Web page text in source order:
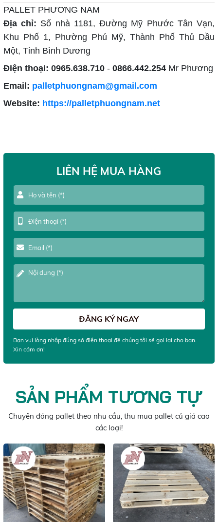
PALLET PHƯƠNG NAM
Địa chỉ: Số nhà 1181, Đường Mỹ Phước Tân Vạn,
Khu Phố 1, Phường Phú Mỹ, Thành Phố Thủ Dầu
Một, Tỉnh Bình Dương
Điện thoại: 0965.638.710- 0866.442.254Mr Phương
Email: palletphuongnam@gmail.com
Website: https://palletphuongnam.net
LIÊN HỆ MUA HÀNG
Bạn vui lòng nhập đúng số điện thoại để chúng tôi sẽ gọi lại cho bạn.
Xin cảm ơn!
SẢN PHẨM TƯƠNG TỰ
Chuyên đóng pallet theo nhu cầu, thu mua pallet củ giá cao
các loại!